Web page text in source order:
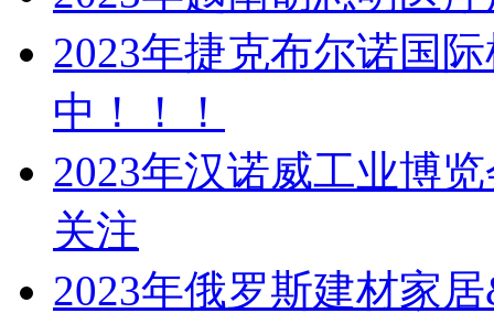
2023年捷克布尔诺国
中！！！
2023年汉诺威工业博
关注
2023年俄罗斯建材家